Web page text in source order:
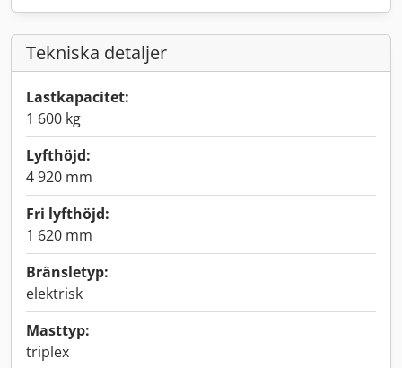
Tekniska detaljer
Lastkapacitet:
1 600 kg
Lyfthöjd:
4 920 mm
Fri lyfthöjd:
1 620 mm
Bränsletyp:
elektrisk
Masttyp:
triplex